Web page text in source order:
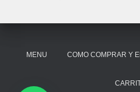
MENU COMO COMPRAR Y